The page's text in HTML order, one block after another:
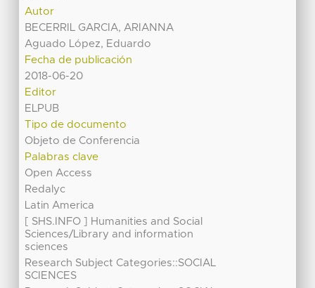
Autor
BECERRIL GARCIA, ARIANNA
Aguado López, Eduardo
Fecha de publicación
2018-06-20
Editor
ELPUB
Tipo de documento
Objeto de Conferencia
Palabras clave
Open Access
Redalyc
Latin America
[ SHS.INFO ] Humanities and Social
Sciences/Library and information
sciences
Research Subject Categories::SOCIAL
SCIENCES